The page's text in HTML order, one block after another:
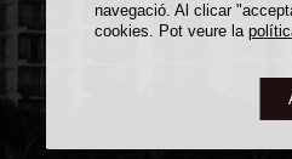
navegació. Al clicar
cookies. Pot veure la